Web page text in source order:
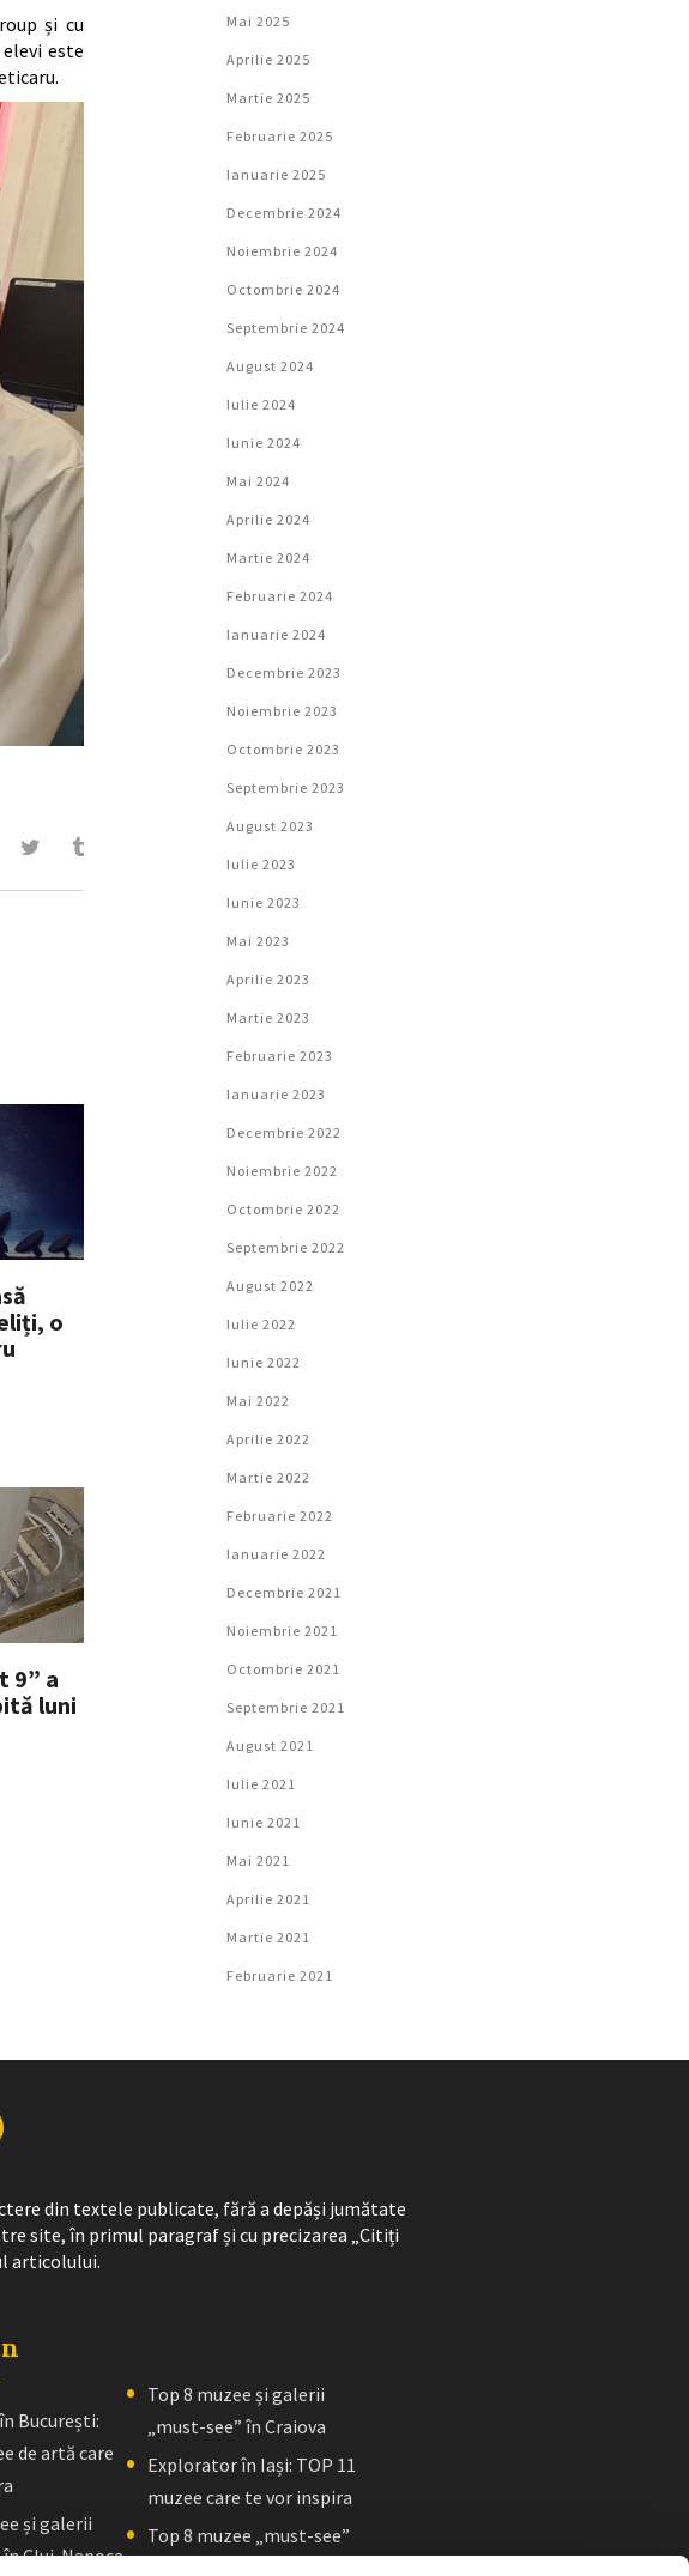
și cu
este
o
9” a
luni
Mai 2025
Aprilie 2025
Martie 2025
Februarie 2025
Ianuarie 2025
Decembrie 2024
Noiembrie 2024
Octombrie 2024
Septembrie 2024
August 2024
Iulie 2024
Iunie 2024
Mai 2024
Aprilie 2024
Martie 2024
Februarie 2024
Ianuarie 2024
Decembrie 2023
Noiembrie 2023
Octombrie 2023
Septembrie 2023
August 2023
Iulie 2023
Iunie 2023
Mai 2023
Aprilie 2023
Martie 2023
Februarie 2023
Ianuarie 2023
Decembrie 2022
Noiembrie 2022
Octombrie 2022
Septembrie 2022
August 2022
Iulie 2022
Iunie 2022
Mai 2022
Aprilie 2022
Martie 2022
Februarie 2022
Ianuarie 2022
Decembrie 2021
Noiembrie 2021
Octombrie 2021
Septembrie 2021
August 2021
Iulie 2021
Iunie 2021
Mai 2021
Aprilie 2021
Martie 2021
Februarie 2021
din textele publicate, fără a depăși jumătate
site, în primul paragraf și cu precizarea „Citiți
articolului.
București:
de artă care
și galerii
Cluj-Napoca
Top 8 muzee și galerii
„must-see” în Craiova
Explorator în Iași: TOP 11
muzee care te vor inspira
Top 8 muzee „must-see”